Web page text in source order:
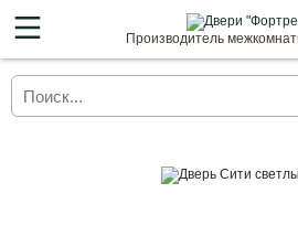
Производитель